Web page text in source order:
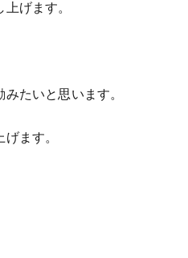
げます。
たいと思います。
ます。